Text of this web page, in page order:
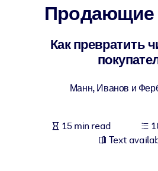
For LMS/LXP
Bring bite-sized, verified
For Corporate Libraries
knowledge.
Продающие
Как превратить
Манн, Иванов и
15 min read
Text